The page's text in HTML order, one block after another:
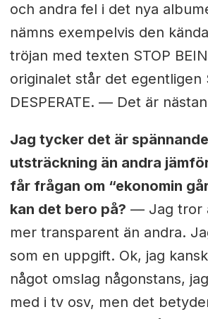
och andra fel i det nya
nämns exempelvis den
tröjan med texten STOP
originalet står det egentligen
DESPERATE. — Det är
Jag tycker det är
utsträckning än andra
får frågan om “ekonomin
kan det bero på? — Jag tror
mer transparent än andra.
som en uppgift. Ok, jag
något omslag någonstans,
med i tv osv, men det